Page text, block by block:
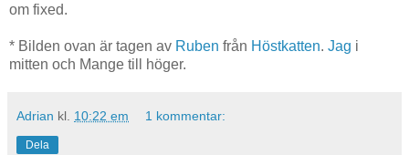
om fixed.
* Bilden ovan är tagen av Ruben från Höstkatten. Jag i
mitten och Mange till höger.
Adrian kl. 10:22 em 1 kommentar:
Dela